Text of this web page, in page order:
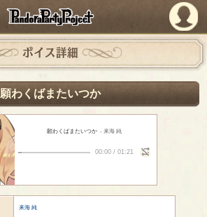
PandoraPartyProject
ボイス詳細
願わくばまたいつか
願わくばまたいつか - 来海 純
00:00/ 01:21
来海 純